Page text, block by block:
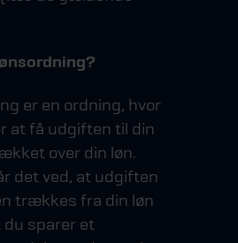
er en ordning, hvor
at få udgiften til din
over din løn.
det ved, at udgiften
trækkes fra din løn
du sparer et